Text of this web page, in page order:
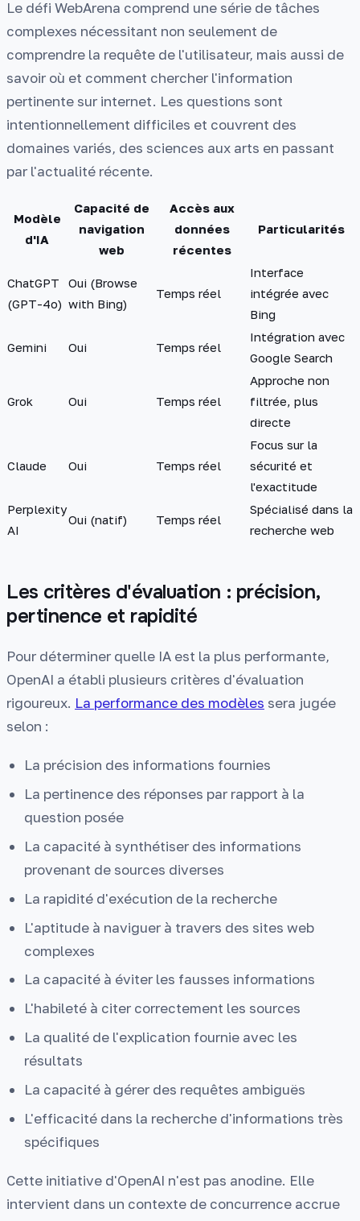
Le défi WebArena comprend une série de tâches
complexes nécessitant non seulement de
comprendre la requête de l'utilisateur, mais aussi de
savoir où et comment chercher l'information
pertinente sur internet. Les questions sont
intentionnellement difficiles et couvrent des
domaines variés, des sciences aux arts en passant
par l'actualité récente.
Modèle
d'IA
Capacité de
navigation
web
Accès aux
données
récentes
Particularités
ChatGPT
(GPT-4o)
Oui (Browse
with Bing)
Temps réel
Interface
intégrée avec
Bing
Gemini Oui Temps réel
Intégration avec
Google Search
Grok Oui Temps réel
Approche non
filtrée, plus
directe
Claude Oui Temps réel
Focus sur la
sécurité et
l'exactitude
Perplexity
AI
Oui (natif) Temps réel
Spécialisé dans la
recherche web
Les critères d'évaluation : précision,
pertinence et rapidité
Pour déterminer quelle IA est la plus performante,
OpenAI a établi plusieurs critères d'évaluation
rigoureux. La performance des modèles sera jugée
selon :
La précision des informations fournies
La pertinence des réponses par rapport à la
question posée
La capacité à synthétiser des informations
provenant de sources diverses
La rapidité d'exécution de la recherche
L'aptitude à naviguer à travers des sites web
complexes
La capacité à éviter les fausses informations
L'habileté à citer correctement les sources
La qualité de l'explication fournie avec les
résultats
La capacité à gérer des requêtes ambiguës
L'efficacité dans la recherche d'informations très
spécifiques
Cette initiative d'OpenAI n'est pas anodine. Elle
intervient dans un contexte de concurrence accrue